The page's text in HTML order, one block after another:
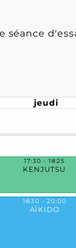
séance
jeudi
17:30 - 18:25
KENJUTSU
18:30 - 20:00
AÏKIDO